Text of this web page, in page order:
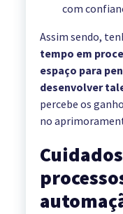
com
Assim sendo,
tempo em
espaço para
desenvolver
percebe os
no